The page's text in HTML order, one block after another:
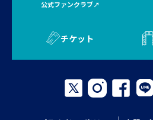
公式ファンクラブ
チケット